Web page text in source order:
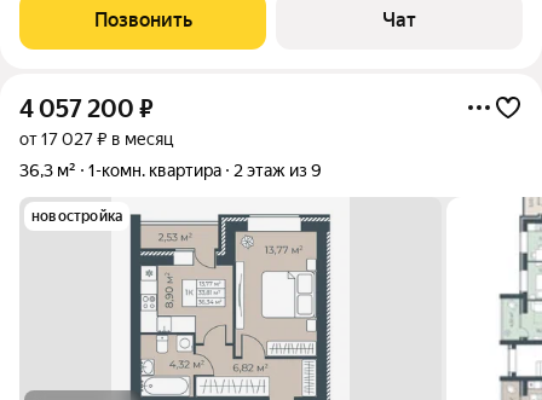
сделана новая электропроводка, заменены батареи на
современные, новой
Позвонить Чат
4 057 200 ₽
от 17 027 ₽ в месяц
36,3 м²
1-комн. квартира 2 этаж из 9
новостройка